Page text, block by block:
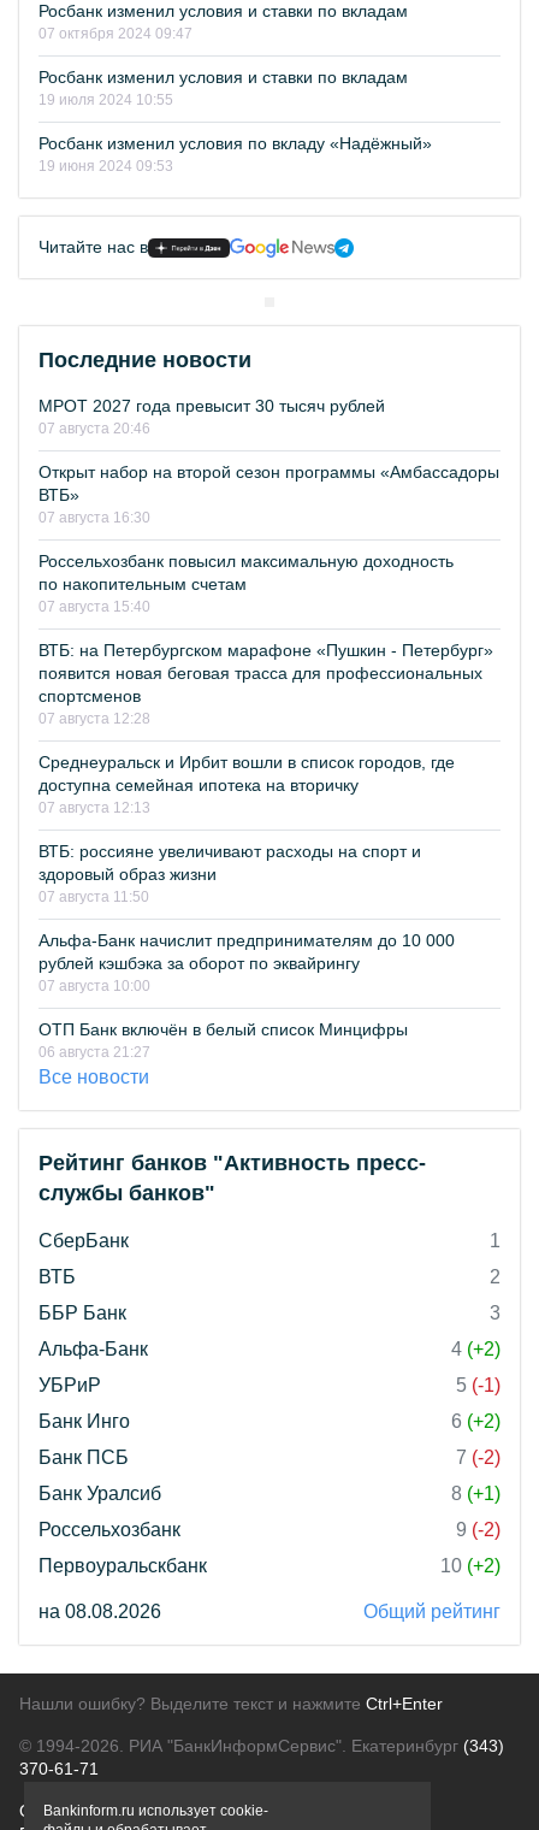
Росбанк изменил условия и ставки по вкладам
07 октября 2024 09:47
Росбанк изменил условия и ставки по вкладам
19 июля 2024 10:55
Росбанк изменил условия по вкладу «Надёжный»
19 июня 2024 09:53
Читайте нас в
Последние новости
МРОТ 2027 года превысит 30 тысяч рублей
07 августа 20:46
Открыт набор на второй сезон программы «Амбассадоры
ВТБ»
07 августа 16:30
Россельхозбанк повысил максимальную доходность
по накопительным счетам
07 августа 15:40
ВТБ: на Петербургском марафоне «Пушкин - Петербург»
появится новая беговая трасса для профессиональных
спортсменов
07 августа 12:28
Среднеуральск и Ирбит вошли в список городов, где
доступна семейная ипотека на вторичку
07 августа 12:13
ВТБ: россияне увеличивают расходы на спорт и
здоровый образ жизни
07 августа 11:50
Альфа-Банк начислит предпринимателям до 10 000
рублей кэшбэка за оборот по эквайрингу
07 августа 10:00
ОТП Банк включён в белый список Минцифры
06 августа 21:27
Все новости
Рейтинг банков "Активность пресс-
службы банков"
СберБанк
1
ВТБ
2
ББР Банк
3
Альфа-Банк
4 (+2)
УБРиР
5 (-1)
Банк Инго
6 (+2)
Банк ПСБ
7 (-2)
Банк Уралсиб
8 (+1)
Россельхозбанк
9 (-2)
Первоуральскбанк
10 (+2)
на 08.08.2026 Общий рейтинг
Нашли ошибку? Выделите текст и нажмите Ctrl+Enter
© 1994-2026. РИА "БанкИнформСервис". Екатеринбург (343)
370-61-71
О проектеПолитика конфиденциальности
Bankinform.ru использует cookie-